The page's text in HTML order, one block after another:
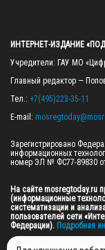
ИНТЕРНЕТ-ИЗДАНИЕ
Учредители: ГАУ МО
Главный редактор —
Тел.: +7(495)223-35-11
E-mail:
Зарегистрировано
информационных
номер ЭЛ № ФС77-89830
На сайте mosregtoday.ru
(информационные
систематизации и
пользователей сети
Федерации). Подробная
© 2026 ПРАВА НА ВСЕ